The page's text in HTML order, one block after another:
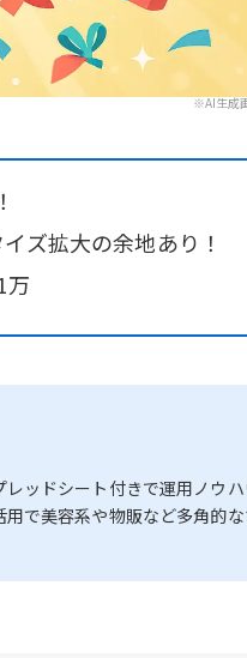
※AI生成
ズ拡大の余地あり！
万
ッドシート付きで運用ノウハ
で美容系や物販など多角的な